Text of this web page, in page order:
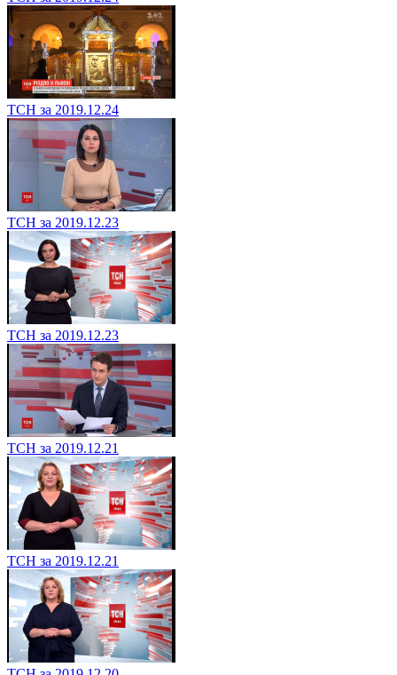
ТСН за 2019.12.24
ТСН за 2019.12.23
ТСН за 2019.12.23
ТСН за 2019.12.21
ТСН за 2019.12.21